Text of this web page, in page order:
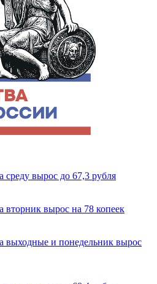
вырос до 67,3 рубля
вырос на 78 копеек
выходные и понедельник вырос